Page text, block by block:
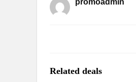
Related deals